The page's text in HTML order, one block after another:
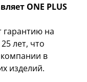
ONE PLUS
гарантию на
лет, что
в
изделий.